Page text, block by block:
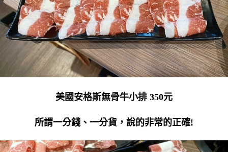
美國安格斯無骨牛小排 350元
所謂一分錢、一分貨，說的非常的正確!